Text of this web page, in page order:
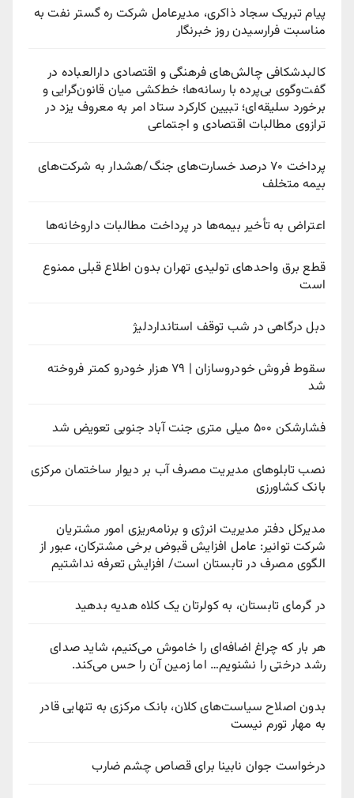
پیام تبریک سجاد ذاکری، مدیرعامل شرکت ره‌ گستر نفت به
مناسبت فرارسیدن روز خبرنگار
کالبدشکافی چالش‌های فرهنگی و اقتصادی دارالعباده در
گفت‌وگوی بی‌پرده با رسانه‌ها؛ خط‌کشی میان قانون‌گرایی و
برخورد سلیقه‌ای؛ تبیین کارکرد ستاد امر به معروف یزد در
ترازوی مطالبات اقتصادی و اجتماعی
پرداخت ۷۰ درصد خسارت‌های جنگ/هشدار به شرکت‌های
بیمه متخلف
اعتراض به تأخیر بیمه‌ها در پرداخت مطالبات داروخانه‌ها
قطع برق واحدهای تولیدی تهران بدون اطلاع قبلی ممنوع
است
دبل درگاهی در شب توقف استانداردلیژ
سقوط فروش خودروسازان | ۷۹ هزار خودرو کمتر فروخته
شد
فشارشکن ۵۰۰ میلی متری جنت آباد جنوبی تعویض شد
نصب تابلوهای مدیریت مصرف آب بر دیوار ساختمان مرکزی
بانک کشاورزی
مدیرکل دفتر مدیریت انرژی و برنامه‌ریزی امور مشتریان
شرکت توانیر: عامل افزایش قبوض برخی مشترکان، عبور از
الگوی مصرف در تابستان است/ افزایش تعرفه نداشتیم
در گرمای تابستان، به کولرتان یک کلاه هدیه بدهید
هر بار که چراغ اضافه‌ای را خاموش می‌کنیم، شاید صدای
رشد درختی را نشنویم… اما زمین آن را حس می‌کند.
بدون اصلاح سیاست‌های کلان، بانک مرکزی به تنهایی قادر
به مهار تورم نیست
درخواست جوان نابینا برای قصاص چشم ضارب